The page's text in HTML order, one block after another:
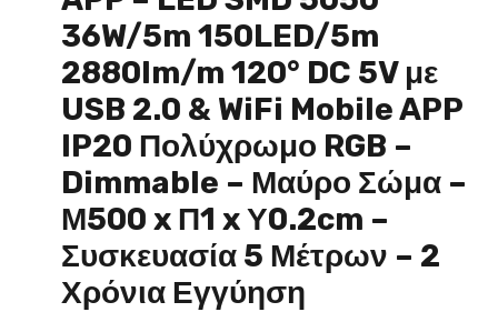
36W/5m 150LED/5m
2880lm/m 120° DC 5V με
USB 2.0 & WiFi Mobile APP
IP20 Πολύχρωμο RGB –
Dimmable – Μαύρο Σώμα –
Μ500 x Π1 x Υ0.2cm –
Συσκευασία 5 Μέτρων – 2
Χρόνια Εγγύηση